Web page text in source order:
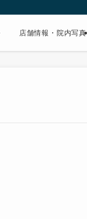
店舗情報・院内写真